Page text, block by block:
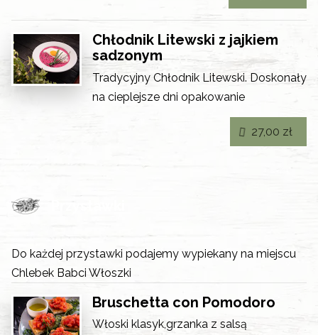
Chłodnik Litewski z jajkiem
sadzonym
Tradycyjny Chłodnik Litewski. Doskonały
na cieplejsze dni opakowanie
Do każdej przystawki podajemy wypiekany na miejscu
Chlebek Babci Włoszki
Bruschetta con Pomodoro
Włoski klasyk,grzanka z salsą